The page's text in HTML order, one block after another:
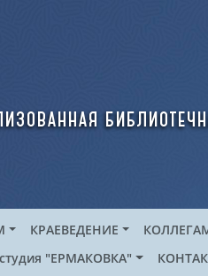
КРАЕВЕДЕНИЕ
"ЕРМАКОВКА"